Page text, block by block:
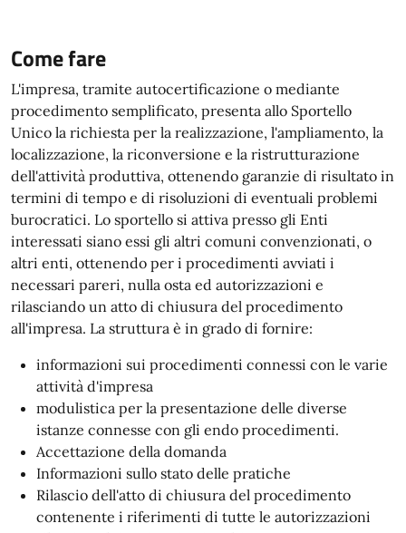
Come fare
L'impresa, tramite autocertificazione o mediante
procedimento semplificato, presenta allo Sportello
Unico la richiesta per la realizzazione, l'ampliamento, la
localizzazione, la riconversione e la ristrutturazione
dell'attività produttiva, ottenendo garanzie di risultato in
termini di tempo e di risoluzioni di eventuali problemi
burocratici. Lo sportello si attiva presso gli Enti
interessati siano essi gli altri comuni convenzionati, o
altri enti, ottenendo per i procedimenti avviati i
necessari pareri, nulla osta ed autorizzazioni e
rilasciando un atto di chiusura del procedimento
all'impresa. La struttura è in grado di fornire:
informazioni sui procedimenti connessi con le varie
attività d'impresa
modulistica per la presentazione delle diverse
istanze connesse con gli endo procedimenti.
Accettazione della domanda
Informazioni sullo stato delle pratiche
Rilascio dell'atto di chiusura del procedimento
contenente i riferimenti di tutte le autorizzazioni